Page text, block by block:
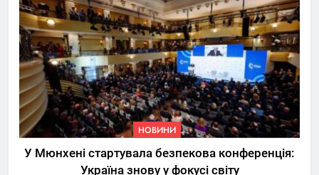
НОВИНИ
У Мюнхені стартувала безпекова конференція:
Україна знову у фокусі світу
5